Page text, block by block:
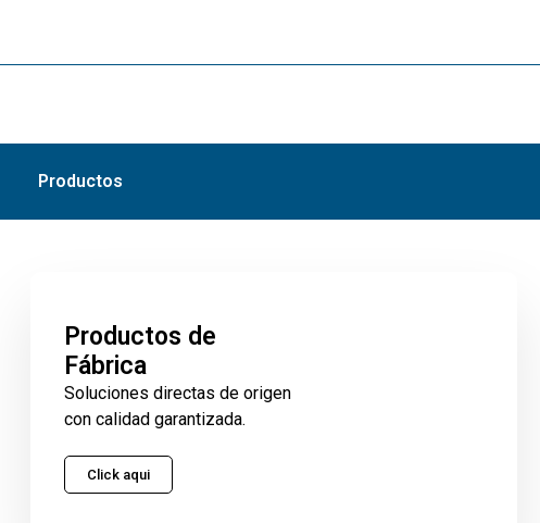
Productos
Productos de
Fábrica
Soluciones directas de origen
con calidad garantizada.
Click aqui